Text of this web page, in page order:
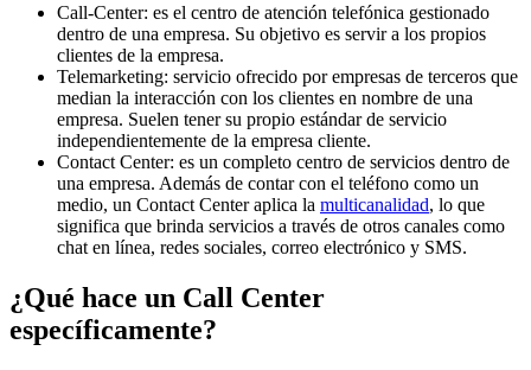
Call-Center: es el centro de atención telefónica gestionado
dentro de una empresa. Su objetivo es servir a los propios
clientes de la empresa.
Telemarketing: servicio ofrecido por empresas de terceros que
median la interacción con los clientes en nombre de una
empresa. Suelen tener su propio estándar de servicio
independientemente de la empresa cliente.
Contact Center: es un completo centro de servicios dentro de
una empresa. Además de contar con el teléfono como un
medio, un Contact Center aplica la multicanalidad, lo que
significa que brinda servicios a través de otros canales como
chat en línea, redes sociales, correo electrónico y SMS.
¿Qué hace un Call Center
específicamente?